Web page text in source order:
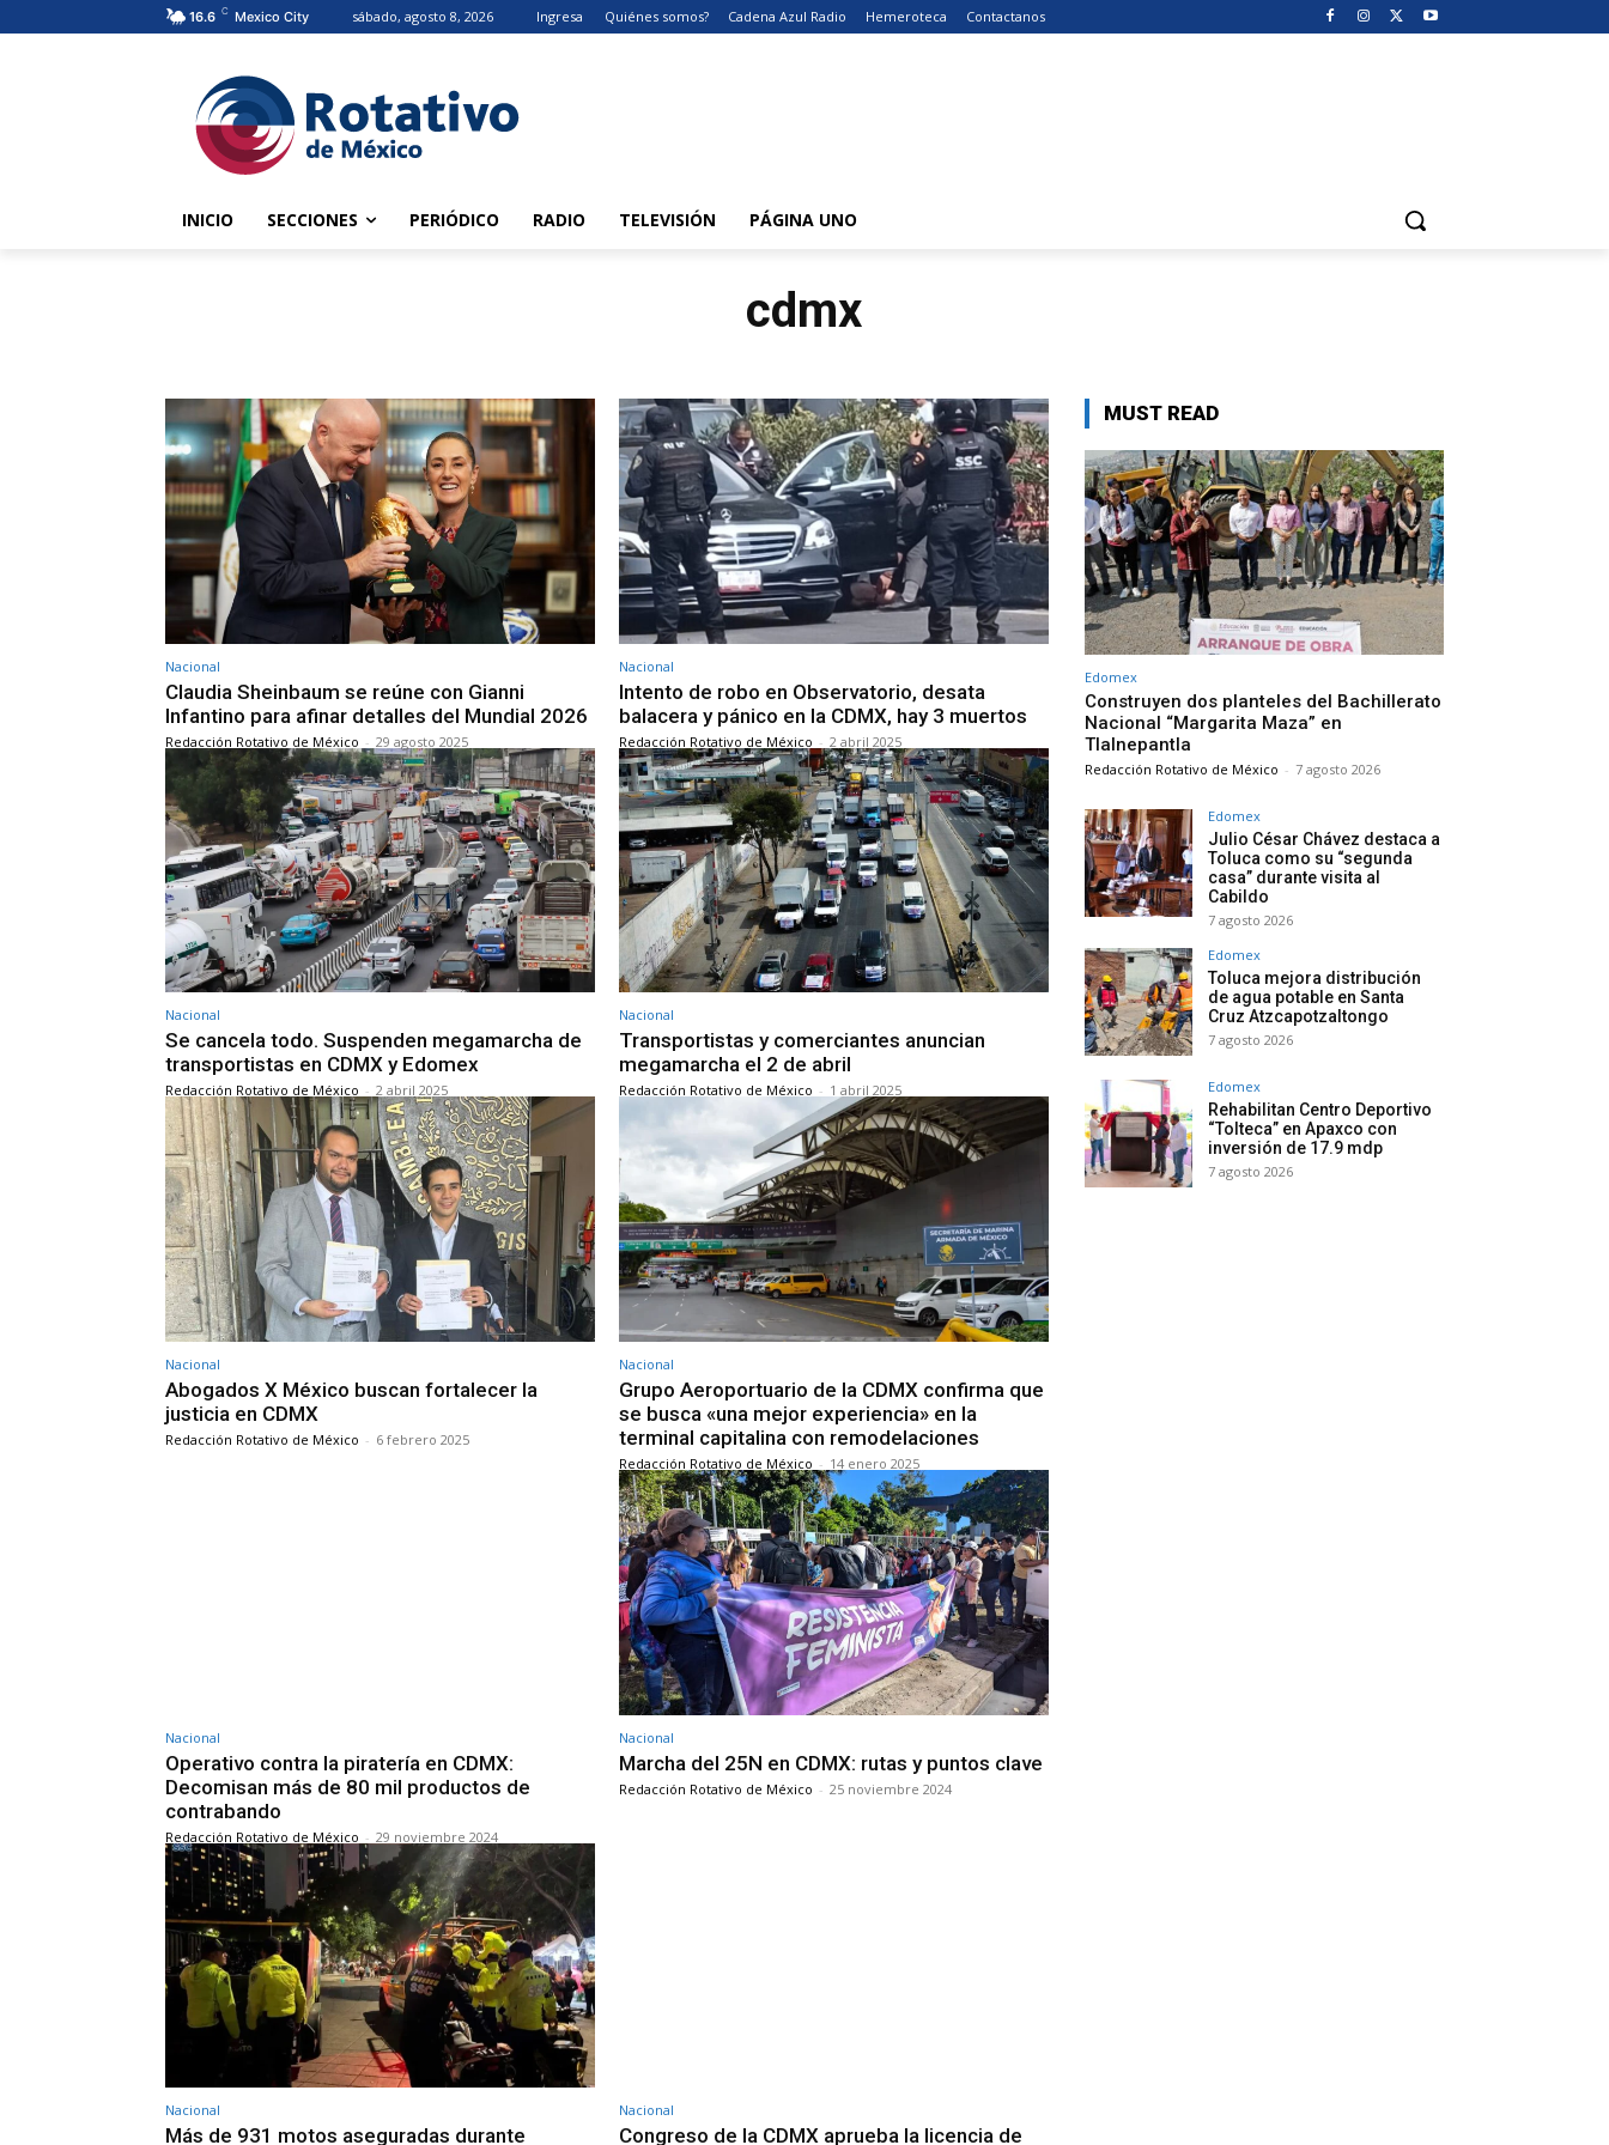
16.6 C Mexico City sábado, agosto 8, 2026 Ingresa Quiénes somos? Cadena Azul Radio Hemeroteca Contactanos
INICIO SECCIONES PERIÓDICO RADIO TELEVISIÓN PÁGINA UNO
cdmx
Nacional
Claudia Sheinbaum se reúne con Gianni
Infantino para afinar detalles del Mundial 2026
Redacción Rotativo de México - 29 agosto 2025
Nacional
Intento de robo en Observatorio, desata
balacera y pánico en la CDMX, hay 3 muertos
Redacción Rotativo de México - 2 abril 2025
Nacional
Se cancela todo. Suspenden megamarcha de
transportistas en CDMX y Edomex
Redacción Rotativo de México - 2 abril 2025
Nacional
Transportistas y comerciantes anuncian
megamarcha el 2 de abril
Redacción Rotativo de México - 1 abril 2025
Nacional
Abogados X México buscan fortalecer la
justicia en CDMX
Redacción Rotativo de México - 6 febrero 2025
Nacional
Grupo Aeroportuario de la CDMX confirma que
se busca «una mejor experiencia» en la
terminal capitalina con remodelaciones
Redacción Rotativo de México - 14 enero 2025
Nacional
Operativo contra la piratería en CDMX:
Decomisan más de 80 mil productos de
contrabando
Redacción Rotativo de México - 29 noviembre 2024
Nacional
Marcha del 25N en CDMX: rutas y puntos clave
Redacción Rotativo de México - 25 noviembre 2024
Nacional
Más de 931 motos aseguradas durante
Nacional
Congreso de la CDMX aprueba la licencia de
MUST READ
Edomex
Construyen dos planteles del Bachillerato
Nacional “Margarita Maza” en
Tlalnepantla
Redacción Rotativo de México - 7 agosto 2026
Edomex
Julio César Chávez destaca a
Toluca como su “segunda
casa” durante visita al
Cabildo
7 agosto 2026
Edomex
Toluca mejora distribución
de agua potable en Santa
Cruz Atzcapotzaltongo
7 agosto 2026
Edomex
Rehabilitan Centro Deportivo
“Tolteca” en Apaxco con
inversión de 17.9 mdp
7 agosto 2026